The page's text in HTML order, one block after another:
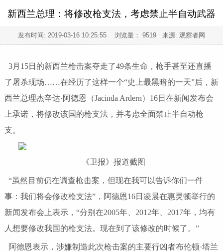
仪式
新西兰总理：将修改枪支法，考虑禁止半自动武器
发布时间: 2019-03-16 10:25:55 浏览量： 9519 来源: 观察者网
3月15日的新西兰枪击案夺走了49条生命，枪手甚至还直播
了屠杀现场……在经历了这样一个“史上最黑暗的一天”后，新
西兰总理杰辛达·阿德恩（Jacinda Ardern）16日在新闻发布会
上承诺，将修改该国的枪支法，并考虑全面禁止半自动枪
支。
《卫报》报道截图
“虽然目前仍在调查枪击案，但现在我可以告诉你们一件
事：我们将会修改枪支法”，阿德恩16日凌晨在惠灵顿举行的
新闻发布会上表示，“分别在2005年、2012年、2017年，均有
人想要修改我国的枪支法。现在到了该修改的时候了。”
阿德恩表示，涉嫌制造此次枪击案的主要行凶者布伦顿·塔兰